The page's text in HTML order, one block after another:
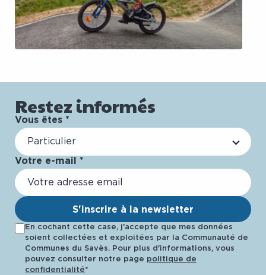
Restez informés
Vous êtes *
Particulier
Votre e-mail *
S'inscrire à la newsletter
En cochant cette case, j'accepte que mes données
soient collectées et exploitées par la Communauté de
Communes du Savès. Pour plus d'informations, vous
pouvez consulter notre page politique de
confidentialité*